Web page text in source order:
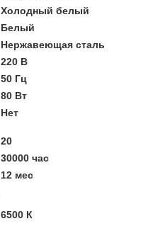
Холодный белый
Белый
Нержавеющая сталь
220 В
50 Гц
80 Вт
Нет
20
30000 час
12 мес
6500 К